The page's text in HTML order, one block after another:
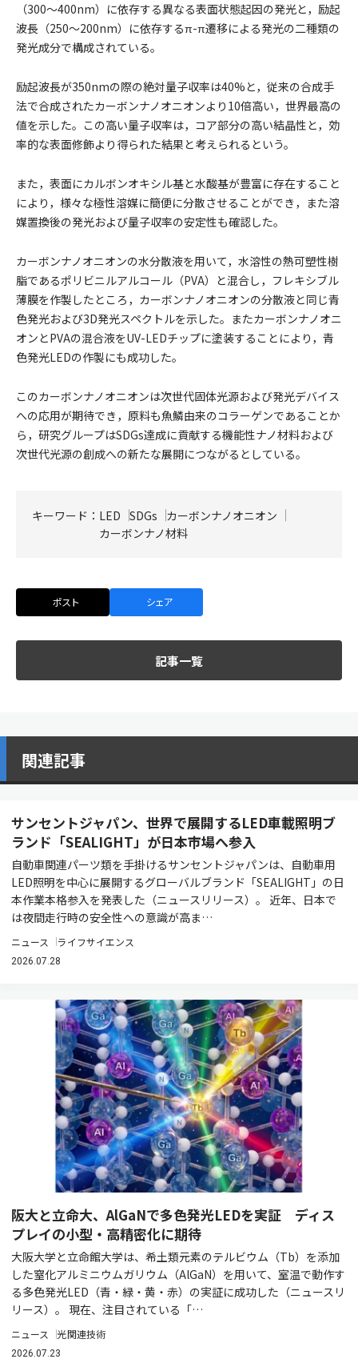
（300〜400nm）に依存する異なる表面状態起因の発光と，励起
波長（250〜200nm）に依存するπ-π遷移による発光の二種類の
発光成分で構成されている。
励起波長が350nmの際の絶対量子収率は40%と，従来の合成手
法で合成されたカーボンナノオニオンより10倍高い，世界最高の
値を示した。この高い量子収率は，コア部分の高い結晶性と，効
率的な表面修飾より得られた結果と考えられるという。
また，表面にカルボンオキシル基と水酸基が豊富に存在すること
により，様々な極性溶媒に簡便に分散させることができ，また溶
媒置換後の発光および量子収率の安定性も確認した。
カーボンナノオニオンの水分散液を用いて，水溶性の熱可塑性樹
脂であるポリビニルアルコール（PVA）と混合し，フレキシブル
薄膜を作製したところ，カーボンナノオニオンの分散液と同じ青
色発光および3D発光スペクトルを示した。またカーボンナノオニ
オンとPVAの混合液をUV-LEDチップに塗装することにより，青
色発光LEDの作製にも成功した。
このカーボンナノオニオンは次世代固体光源および発光デバイス
への応用が期待でき，原料も魚鱗由来のコラーゲンであることか
ら，研究グループはSDGs達成に貢献する機能性ナノ材料および
次世代光源の創成への新たな展開につながるとしている。
キーワード： LED SDGs
カーボンナノオニオン
カーボンナノ材料
ポスト シェア
記事一覧
関連記事
サンセントジャパン、世界で展開するLED車載照明ブ
ランド「SEALIGHT」が日本市場へ参入
自動車関連パーツ類を手掛けるサンセントジャパンは、自動車用
LED照明を中心に展開するグローバルブランド「SEALIGHT」の日
本作業本格参入を発表した（ニュースリリース）。 近年、日本で
は夜間走行時の安全性への意識が高ま…
ニュース ライフサイエンス
2026.07.28
阪大と立命大、AlGaNで多色発光LEDを実証 ディス
プレイの小型・高精密化に期待
大阪大学と立命館大学は、希土類元素のテルビウム（Tb）を添加
した窒化アルミニウムガリウム（AlGaN）を用いて、室温で動作す
る多色発光LED（青・緑・黄・赤）の実証に成功した（ニュースリ
リース）。 現在、注目されている「…
ニュース 光関連技術
2026.07.23